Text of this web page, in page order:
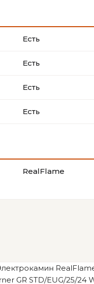
Есть
Есть
Есть
Есть
RealFlame